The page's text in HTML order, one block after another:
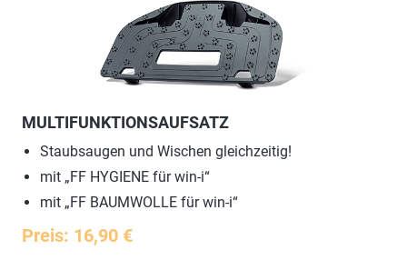
MULTIFUNKTIONSAUFSATZ
Staubsaugen und Wischen gleichzeitig!
mit „FF HYGIENE für win-i“
mit „FF BAUMWOLLE für win-i“
Preis: 16,90 €